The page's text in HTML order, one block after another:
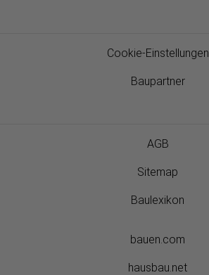
Cookie-Einstellungen
Baupartner
AGB
Sitemap
Baulexikon
bauen.com
hausbau.net